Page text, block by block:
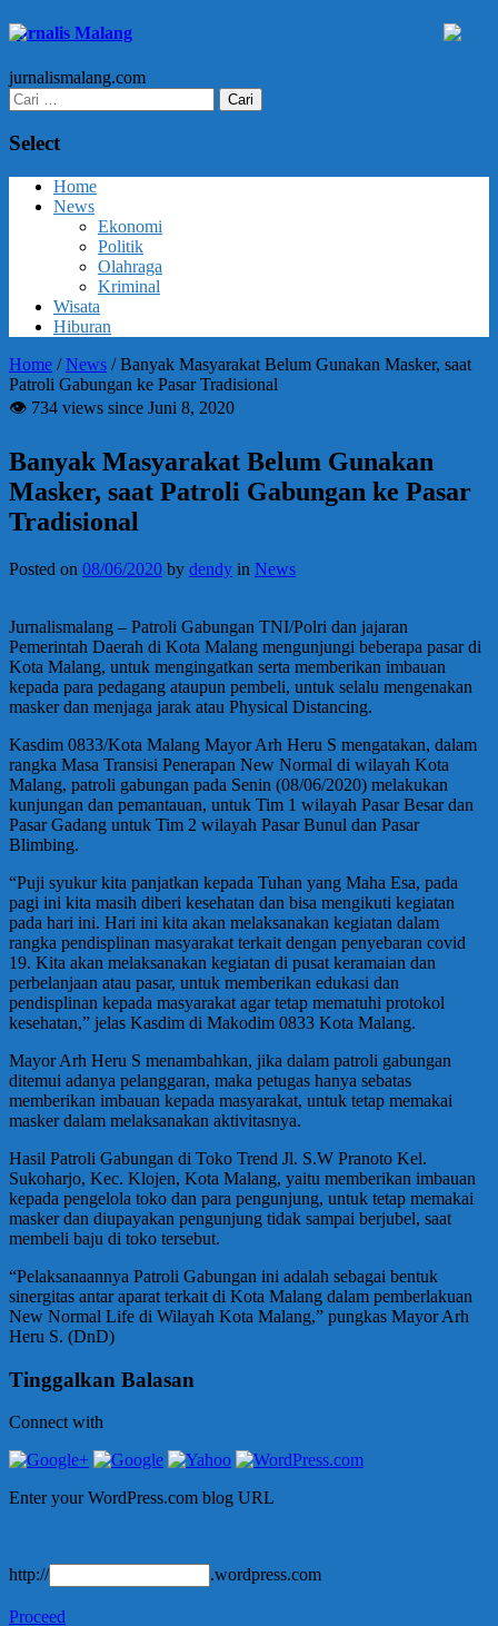
Jurnalis Malang
jurnalismalang.com
Cari
untuk:
Select
Home
News
Ekonomi
Politik
Olahraga
Kriminal
Wisata
Hiburan
Home /News /Banyak Masyarakat Belum Gunakan Masker, saat
Patroli Gabungan ke Pasar Tradisional
👁 734 views since Juni 8, 2020
Banyak Masyarakat Belum Gunakan
Masker, saat Patroli Gabungan ke Pasar
Tradisional
Posted on 08/06/2020 by dendy in News
Jurnalismalang – Patroli Gabungan TNI/Polri dan jajaran
Pemerintah Daerah di Kota Malang mengunjungi beberapa pasar di
Kota Malang, untuk mengingatkan serta memberikan imbauan
kepada para pedagang ataupun pembeli, untuk selalu mengenakan
masker dan menjaga jarak atau Physical Distancing.
Kasdim 0833/Kota Malang Mayor Arh Heru S mengatakan, dalam
rangka Masa Transisi Penerapan New Normal di wilayah Kota
Malang, patroli gabungan pada Senin (08/06/2020) melakukan
kunjungan dan pemantauan, untuk Tim 1 wilayah Pasar Besar dan
Pasar Gadang untuk Tim 2 wilayah Pasar Bunul dan Pasar
Blimbing.
“Puji syukur kita panjatkan kepada Tuhan yang Maha Esa, pada
pagi ini kita masih diberi kesehatan dan bisa mengikuti kegiatan
pada hari ini. Hari ini kita akan melaksanakan kegiatan dalam
rangka pendisplinan masyarakat terkait dengan penyebaran covid
19. Kita akan melaksanakan kegiatan di pusat keramaian dan
perbelanjaan atau pasar, untuk memberikan edukasi dan
pendisplinan kepada masyarakat agar tetap mematuhi protokol
kesehatan,” jelas Kasdim di Makodim 0833 Kota Malang.
Mayor Arh Heru S menambahkan, jika dalam patroli gabungan
ditemui adanya pelanggaran, maka petugas hanya sebatas
memberikan imbauan kepada masyarakat, untuk tetap memakai
masker dalam melaksanakan aktivitasnya.
Hasil Patroli Gabungan di Toko Trend Jl. S.W Pranoto Kel.
Sukoharjo, Kec. Klojen, Kota Malang, yaitu memberikan imbauan
kepada pengelola toko dan para pengunjung, untuk tetap memakai
masker dan diupayakan pengunjung tidak sampai berjubel, saat
membeli baju di toko tersebut.
“Pelaksanaannya Patroli Gabungan ini adalah sebagai bentuk
sinergitas antar aparat terkait di Kota Malang dalam pemberlakuan
New Normal Life di Wilayah Kota Malang,” pungkas Mayor Arh
Heru S. (DnD)
Tinggalkan Balasan
Connect with
Enter your WordPress.com blog URL
http:// .wordpress.com
Proceed